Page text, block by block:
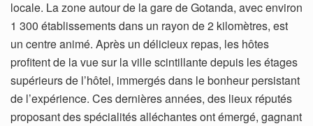
locale. La zone autour de la gare de Gotanda, avec environ
1 300 établissements dans un rayon de 2 kilomètres, est
un centre animé. Après un délicieux repas, les hôtes
profitent de la vue sur la ville scintillante depuis les étages
supérieurs de l’hôtel, immergés dans le bonheur persistant
de l’expérience. Ces dernières années, des lieux réputés
proposant des spécialités alléchantes ont émergé, gagnant